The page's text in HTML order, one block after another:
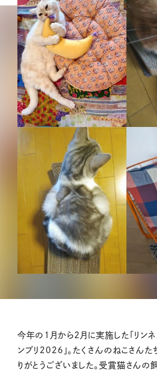
今年の１月から２月に実施した「リン
ンプリ2026」。たくさんのねこさんた
りがとうございました。受賞猫さんの